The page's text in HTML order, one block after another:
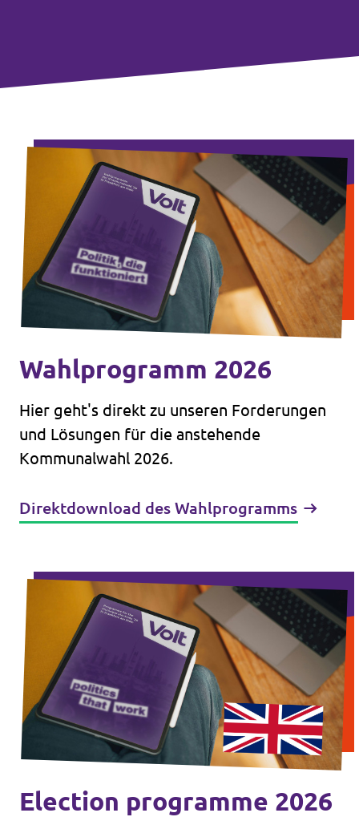
Wahlprogramm 2026
Hier geht's direkt zu unseren Forderungen
und Lösungen für die anstehende
Kommunalwahl 2026.
Direktdownload des Wahlprogramms
Election programme 2026